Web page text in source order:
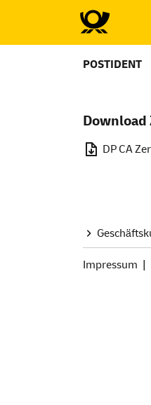
POSTIDENT
Download
DP CA
Impressum